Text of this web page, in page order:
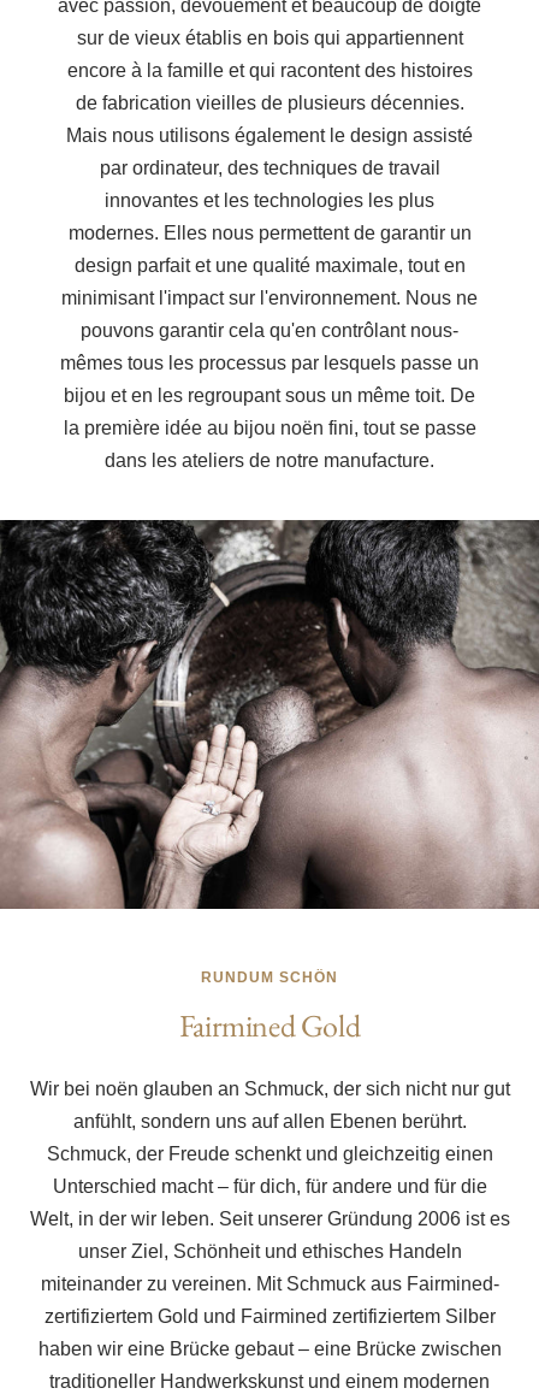
avec passion, dévouement et beaucoup de doigté
sur de vieux établis en bois qui appartiennent
encore à la famille et qui racontent des histoires
de fabrication vieilles de plusieurs décennies.
Mais nous utilisons également le design assisté
par ordinateur, des techniques de travail
innovantes et les technologies les plus
modernes. Elles nous permettent de garantir un
design parfait et une qualité maximale, tout en
minimisant l'impact sur l'environnement. Nous ne
pouvons garantir cela qu'en contrôlant nous-
mêmes tous les processus par lesquels passe un
bijou et en les regroupant sous un même toit. De
la première idée au bijou noën fini, tout se passe
dans les ateliers de notre manufacture.
RUNDUM SCHÖN
Fairmined Gold
Wir bei noën glauben an Schmuck, der sich nicht nur gut
anfühlt, sondern uns auf allen Ebenen berührt.
Schmuck, der Freude schenkt und gleichzeitig einen
Unterschied macht – für dich, für andere und für die
Welt, in der wir leben. Seit unserer Gründung 2006 ist es
unser Ziel, Schönheit und ethisches Handeln
miteinander zu vereinen. Mit Schmuck aus Fairmined-
zertifiziertem Gold und Fairmined zertifiziertem Silber
haben wir eine Brücke gebaut – eine Brücke zwischen
traditioneller Handwerkskunst und einem modernen